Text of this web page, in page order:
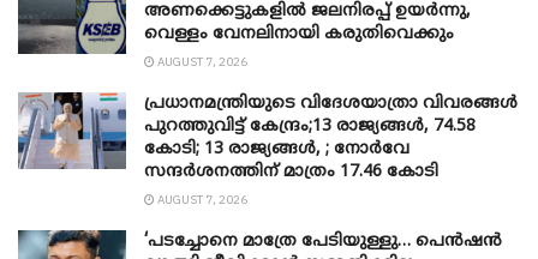
അണക്കെട്ടുകളിൽ ജലനിരപ്പ് ഉയർന്നു,
വെള്ളം വേനലിനായി കരുതിവെക്കും
AUGUST 7, 2026
പ്രധാനമന്ത്രിയുടെ വിദേശയാത്രാ വിവരങ്ങൾ
പുറത്തുവിട്ട് കേന്ദ്രം;13 രാജ്യങ്ങൾ, 74.58
കോടി; 13 രാജ്യങ്ങൾ, ; നോർവേ
സന്ദർശനത്തിന് മാത്രം 17.46 കോടി
AUGUST 7, 2026
‘പടച്ചോനെ മാത്രേ പേടിയുള്ളു… പെൻഷൻ